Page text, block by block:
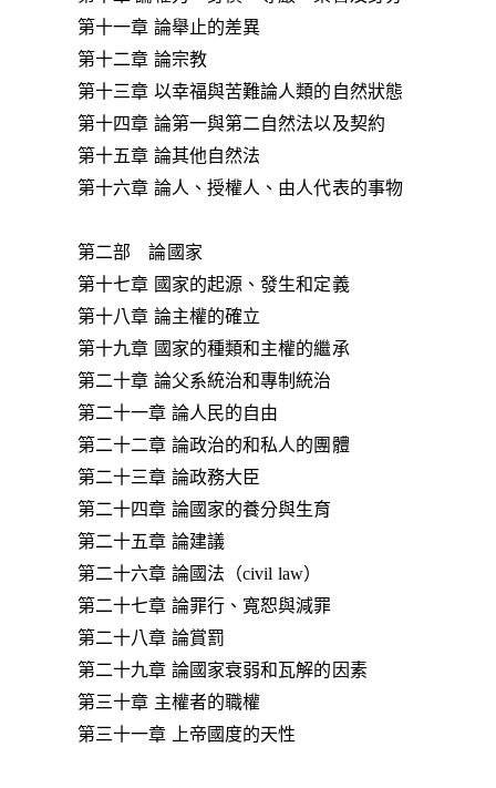
第十一章 論舉止的差異
第十二章 論宗教
第十三章 以幸福與苦難論人類的自然狀態
第十四章 論第一與第二自然法以及契約
第十五章 論其他自然法
第十六章 論人、授權人、由人代表的事物
第二部 論國家
第十七章 國家的起源、發生和定義
第十八章 論主權的確立
第十九章 國家的種類和主權的繼承
第二十章 論父系統治和專制統治
第二十一章 論人民的自由
第二十二章 論政治的和私人的團體
第二十三章 論政務大臣
第二十四章 論國家的養分與生育
第二十五章 論建議
第二十六章 論國法（civil law）
第二十七章 論罪行、寬恕與減罪
第二十八章 論賞罰
第二十九章 論國家衰弱和瓦解的因素
第三十章 主權者的職權
第三十一章 上帝國度的天性